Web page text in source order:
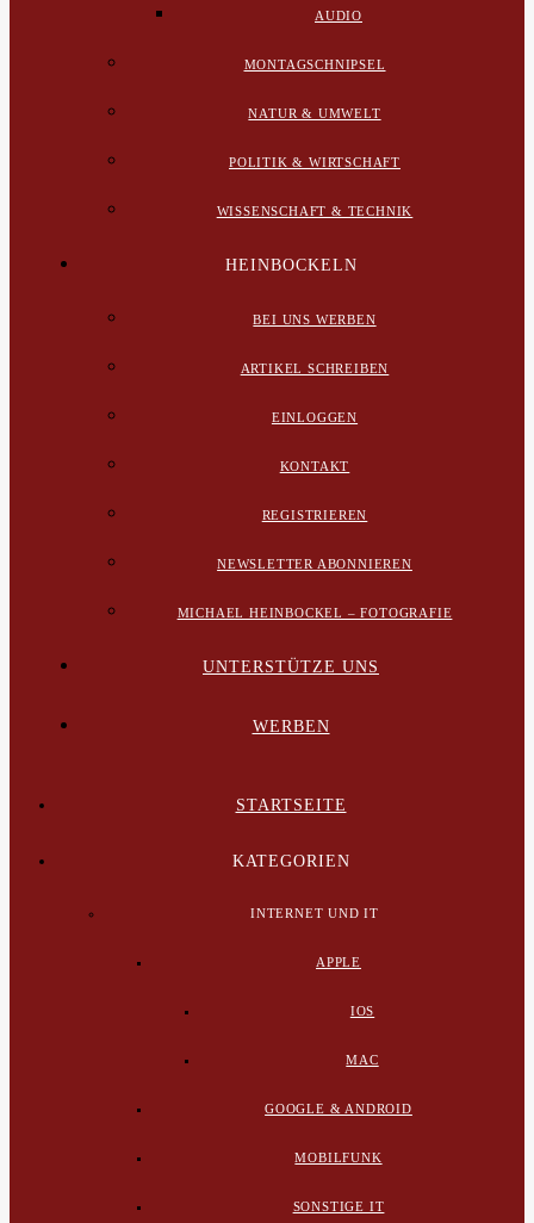
AUDIO
MONTAGSCHNIPSEL
NATUR & UMWELT
POLITIK & WIRTSCHAFT
WISSENSCHAFT & TECHNIK
HEINBOCKELN
BEI UNS WERBEN
ARTIKEL SCHREIBEN
EINLOGGEN
KONTAKT
REGISTRIEREN
NEWSLETTER ABONNIEREN
MICHAEL HEINBOCKEL – FOTOGRAFIE
UNTERSTÜTZE UNS
WERBEN
STARTSEITE
KATEGORIEN
INTERNET UND IT
APPLE
IOS
MAC
GOOGLE & ANDROID
MOBILFUNK
SONSTIGE IT